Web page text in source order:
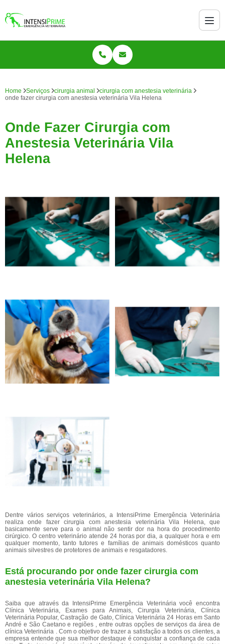
Home Serviços cirurgia animal
cirurgia com anestesia veterinária
onde fazer cirurgia com anestesia veterinária Vila Helena
Onde Fazer Cirurgia com
Anestesia Veterinária Vila
Helena
Dentre vários serviços veterinários, a IntensiPrime Emergência Veterinária
realiza onde fazer cirurgia com anestesia veterinária Vila Helena, que
basicamente serve para o animal não sentir dor na hora do procedimento
cirúrgico. O centro veterinário atende 24 horas por dia, a qualquer hora e em
qualquer momento, tanto tutores e famílias de animais domésticos quanto
animais silvestres de protetores de animais e resgatadores.
Está procurando por onde fazer cirurgia com
anestesia veterinária Vila Helena?
Saiba que através da IntensiPrime Emergência Veterinária você encontra
Clínica Veterinária, Exames para Animais, Cirurgia Veterinária, Clínica
Veterinária Popular, Castração de Gato, Clínica Veterinária 24 Horas em Santo
André e São Caetano e regiões , entre outras opções de serviços da área de
clínica Veterinária . Com o objetivo de trazer a satisfação a todos os clientes, a
empresa entende que sua melhor destaque é conquistar a confiança de cada